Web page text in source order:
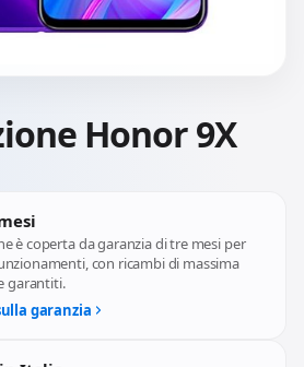
Honor 9X
è coperta da garanzia di tre mesi per
con ricambi di massima
garantiti.
garanzia